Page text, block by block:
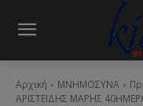
Αρχική ΜΝΗΜΟΣΥΝΑ
ΑΡΙΣΤΕΙΔΗΣ ΜΑΡΗΣ